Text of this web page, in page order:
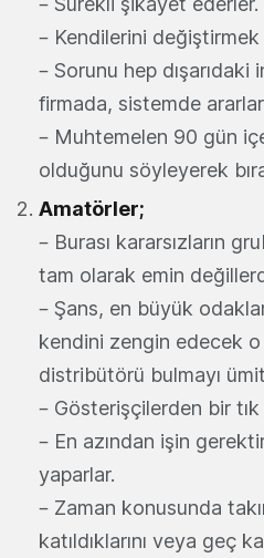
– Kendilerini
– Sorunu hep dışarıdaki
firmada, sistemde
– Muhtemelen 90 gün
olduğunu söyleyerek
Amatörler;
– Burası kararsızların
tam olarak emin
– Şans, en büyük
kendini zengin edecek o
distribütörü bulmayı
– Gösterişçilerden bir
– En azından işin
yaparlar.
– Zaman konusunda
katıldıklarını veya geç